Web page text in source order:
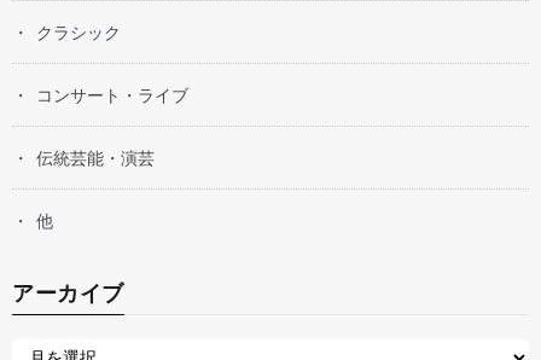
クラシック
コンサート・ライブ
伝統芸能・演芸
他
アーカイブ